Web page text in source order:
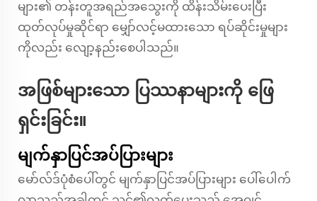
များ၏ တန်းတူအရည်အသွေးကို ထိန်းသိမ်းပေးပြီး
ထုတ်လုပ်မှုဆိုင်ရာ မျှော်လင့်မထားသော ရပ်ဆိုင်းမှုများ
ကိုလည်း လျော့နည်းစေပါသည်။
အဖြစ်များသော ပြဿနာများကို ဖြေ
ရှင်းခြင်း။
မျက်နှာပြင်အပ်ပြားများ
မော်လ်ဒ်ပုံစံပေါ်တွင် မျက်နှာပြင်အပ်ပြားများ ပေါ်ပေါက်